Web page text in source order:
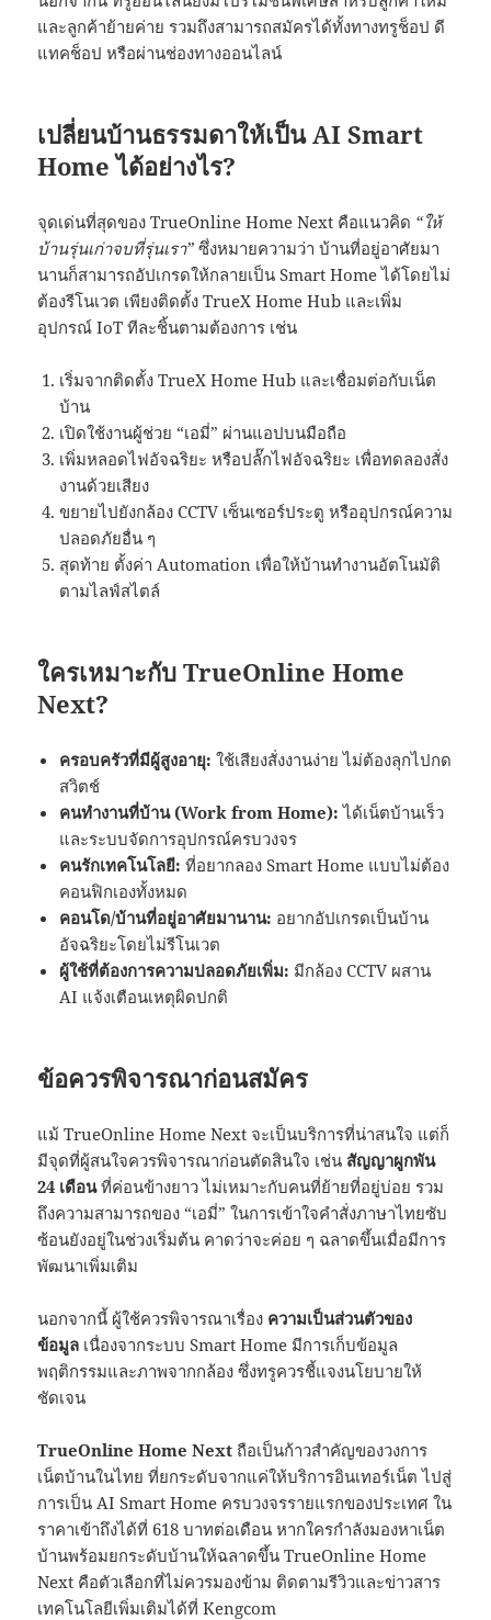
และลูกค้าย้ายค่าย รวมถึงสามารถสมัครได้ทั้งทางทรูช็อป ดี
แทคช็อป หรือผ่านช่องทางออนไลน์
เปลี่ยนบ้านธรรมดาให้เป็น AI Smart
Home ได้อย่างไร?
จุดเด่นที่สุดของ TrueOnline Home Next คือแนวคิด “ให้
บ้านรุ่นเก่าจบที่รุ่นเรา” ซึ่งหมายความว่า บ้านที่อยู่อาศัยมา
นานก็สามารถอัปเกรดให้กลายเป็น Smart Home ได้โดยไม่
ต้องรีโนเวต เพียงติดตั้ง TrueX Home Hub และเพิ่ม
อุปกรณ์ IoT ทีละชิ้นตามต้องการ เช่น
เริ่มจากติดตั้ง TrueX Home Hub และเชื่อมต่อกับเน็ต
บ้าน
เปิดใช้งานผู้ช่วย “เอมี่” ผ่านแอปบนมือถือ
เพิ่มหลอดไฟอัจฉริยะ หรือปลั๊กไฟอัจฉริยะ เพื่อทดลองสั่ง
งานด้วยเสียง
ขยายไปยังกล้อง CCTV เซ็นเซอร์ประตู หรืออุปกรณ์ความ
ปลอดภัยอื่น ๆ
สุดท้าย ตั้งค่า Automation เพื่อให้บ้านทำงานอัตโนมัติ
ตามไลฟ์สไตล์
ใครเหมาะกับ TrueOnline Home
Next?
ครอบครัวที่มีผู้สูงอายุ: ใช้เสียงสั่งงานง่าย ไม่ต้องลุกไปกด
สวิตช์
คนทำงานที่บ้าน (Work from Home): ได้เน็ตบ้านเร็ว
และระบบจัดการอุปกรณ์ครบวงจร
คนรักเทคโนโลยี: ที่อยากลอง Smart Home แบบไม่ต้อง
คอนฟิกเองทั้งหมด
คอนโด/บ้านที่อยู่อาศัยมานาน: อยากอัปเกรดเป็นบ้าน
อัจฉริยะโดยไม่รีโนเวต
ผู้ใช้ที่ต้องการความปลอดภัยเพิ่ม: มีกล้อง CCTV ผสาน
AI แจ้งเตือนเหตุผิดปกติ
ข้อควรพิจารณาก่อนสมัคร
แม้ TrueOnline Home Next จะเป็นบริการที่น่าสนใจ แต่ก็
มีจุดที่ผู้สนใจควรพิจารณาก่อนตัดสินใจ เช่น สัญญาผูกพัน
24 เดือนที่ค่อนข้างยาว ไม่เหมาะกับคนที่ย้ายที่อยู่บ่อย รวม
ถึงความสามารถของ “เอมี่” ในการเข้าใจคำสั่งภาษาไทยซับ
ซ้อนยังอยู่ในช่วงเริ่มต้น คาดว่าจะค่อย ๆ ฉลาดขึ้นเมื่อมีการ
พัฒนาเพิ่มเติม
นอกจากนี้ ผู้ใช้ควรพิจารณาเรื่อง ความเป็นส่วนตัวของ
ข้อมูล เนื่องจากระบบ Smart Home มีการเก็บข้อมูล
พฤติกรรมและภาพจากกล้อง ซึ่งทรูควรชี้แจงนโยบายให้
ชัดเจน
TrueOnline Home Next ถือเป็นก้าวสำคัญของวงการ
เน็ตบ้านในไทย ที่ยกระดับจากแค่ให้บริการอินเทอร์เน็ต ไปสู่
การเป็น AI Smart Home ครบวงจรรายแรกของประเทศ ใน
ราคาเข้าถึงได้ที่ 618 บาทต่อเดือน หากใครกำลังมองหาเน็ต
บ้านพร้อมยกระดับบ้านให้ฉลาดขึ้น TrueOnline Home
Next คือตัวเลือกที่ไม่ควรมองข้าม ติดตามรีวิวและข่าวสาร
เทคโนโลยีเพิ่มเติมได้ที่ Kengcom